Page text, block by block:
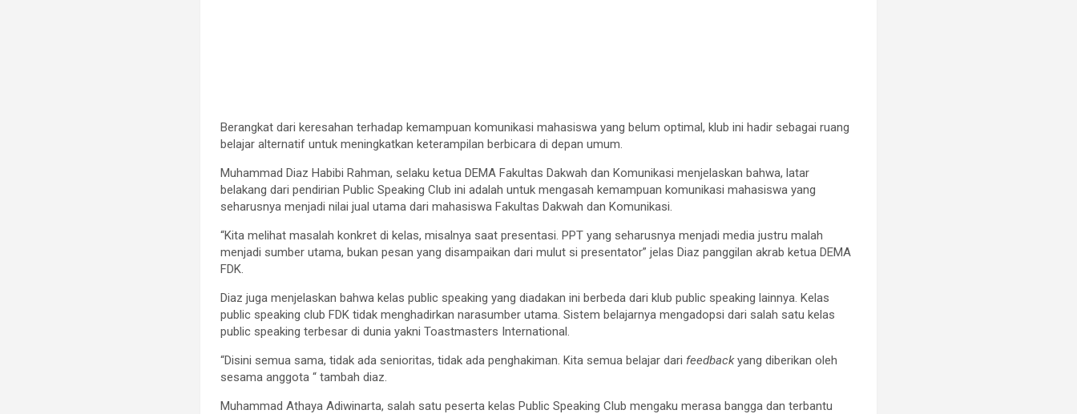
Berangkat dari keresahan terhadap kemampuan komunikasi mahasiswa yang belum optimal, klub ini hadir sebagai ruang
belajar alternatif untuk meningkatkan keterampilan berbicara di depan umum.
Muhammad Diaz Habibi Rahman, selaku ketua DEMA Fakultas Dakwah dan Komunikasi menjelaskan bahwa, latar
belakang dari pendirian Public Speaking Club ini adalah untuk mengasah kemampuan komunikasi mahasiswa yang
seharusnya menjadi nilai jual utama dari mahasiswa Fakultas Dakwah dan Komunikasi.
“Kita melihat masalah konkret di kelas, misalnya saat presentasi. PPT yang seharusnya menjadi media justru malah
menjadi sumber utama, bukan pesan yang disampaikan dari mulut si presentator” jelas Diaz panggilan akrab ketua DEMA
FDK.
Diaz juga menjelaskan bahwa kelas public speaking yang diadakan ini berbeda dari klub public speaking lainnya. Kelas
public speaking club FDK tidak menghadirkan narasumber utama. Sistem belajarnya mengadopsi dari salah satu kelas
public speaking terbesar di dunia yakni Toastmasters International.
“Disini semua sama, tidak ada senioritas, tidak ada penghakiman. Kita semua belajar dari feedbackyang diberikan oleh
sesama anggota “ tambah diaz.
Muhammad Athaya Adiwinarta, salah satu peserta kelas Public Speaking Club mengaku merasa bangga dan terbantu